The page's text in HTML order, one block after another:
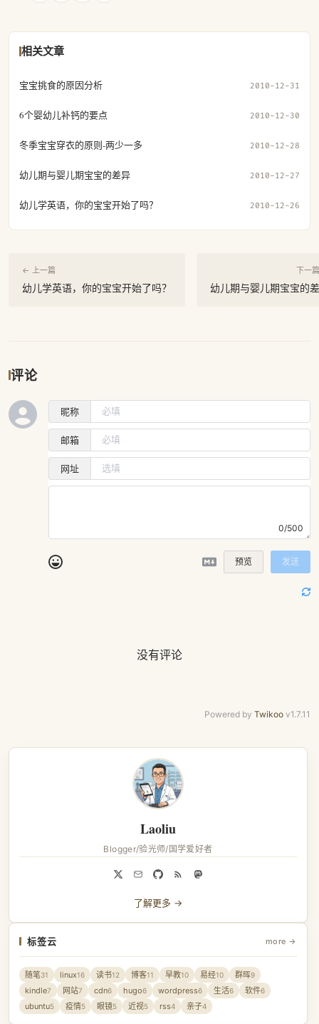
相关文章
宝宝挑食的原因分析 2010-12-31
6个婴幼儿补钙的要点 2010-12-30
冬季宝宝穿衣的原则-两少一多 2010-12-28
幼儿期与婴儿期宝宝的差异 2010-12-27
幼儿学英语，你的宝宝开始了吗？ 2010-12-26
← 上一篇
幼儿学英语，你的宝宝开始了吗？
下一
幼儿期与婴儿期宝宝的
评论
昵称
邮箱
网址
0/500
预览 发送
没有评论
Powered by Twikoo v1.7.11
Laoliu
Blogger/验光师/国学爱好者
了解更多 →
标签云 more →
随笔31 linux16 读书12 博客11 早教10 易经10 群晖9
kindle7 网站7 cdn6 hugo6 wordpress6 生活6 软件6
ubuntu5 疫情5 眼镜5 近视5 rss4 亲子4